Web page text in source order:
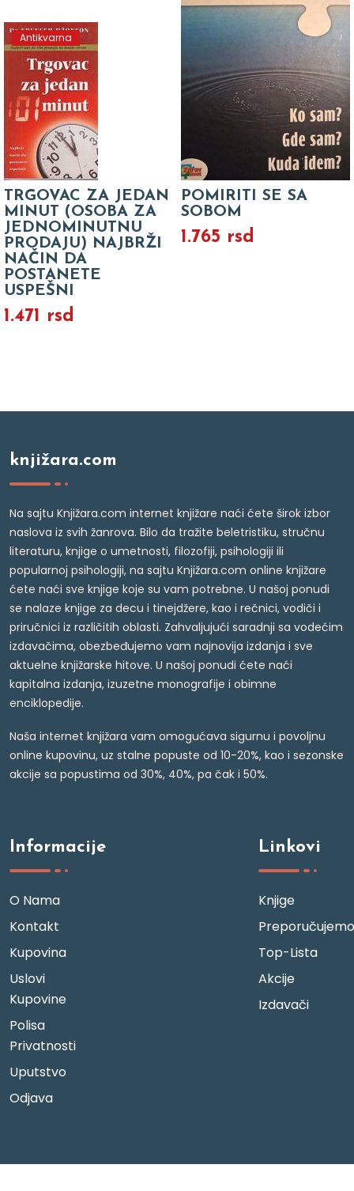
Antikvarna
TRGOVAC ZA JEDAN
MINUT (OSOBA ZA
JEDNOMINUTNU
PRODAJU) NAJBRŽI
NAČIN DA
POSTANETE
USPEŠNI
1.471 rsd
POMIRITI SE SA
SOBOM
1.765 rsd
knjižara.com
Na sajtu Knjižara.com internet knjižare naći ćete širok izbor
naslova iz svih žanrova. Bilo da tražite beletristiku, stručnu
literaturu, knjige o umetnosti, filozofiji, psihologiji ili
popularnoj psihologiji, na sajtu Knjižara.com online knjižare
ćete naći sve knjige koje su vam potrebne. U našoj ponudi
se nalaze knjige za decu i tinejdžere, kao i rečnici, vodiči i
priručnici iz različitih oblasti. Zahvaljujući saradnji sa vodećim
izdavačima, obezbeđujemo vam najnovija izdanja i sve
aktuelne knjižarske hitove. U našoj ponudi ćete naći
kapitalna izdanja, izuzetne monografije i obimne
enciklopedije.
Naša internet knjižara vam omogućava sigurnu i povoljnu
online kupovinu, uz stalne popuste od 10-20%, kao i sezonske
akcije sa popustima od 30%, 40%, pa čak i 50%.
Informacije
O Nama
Kontakt
Kupovina
Uslovi
Kupovine
Polisa
Privatnosti
Uputstvo
Odjava
Linkovi
Knjige
Preporučujemo
Top-Lista
Akcije
Izdavači